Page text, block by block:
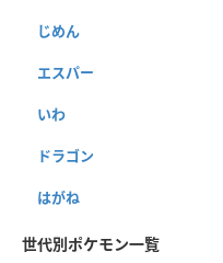
じめん
エスパー
いわ
ドラゴン
はがね
世代別ポケモン一覧